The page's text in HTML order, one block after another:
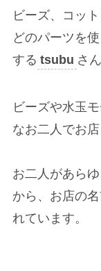
ビーズ、コッ
どのパーツを
する tsubu さん
ビーズや水玉
なお二人でお店
お二人があら
から、お店の
れています。